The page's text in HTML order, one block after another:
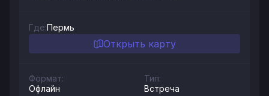
Где:Пермь
Открыть карту
Формат:
Офлайн
Тип:
Встреча